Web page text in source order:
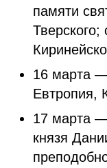
памяти
16 марта
Евтропия,
17 марта —
князя